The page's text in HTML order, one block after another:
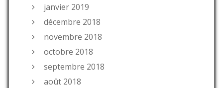
janvier 2019
décembre 2018
novembre 2018
octobre 2018
septembre 2018
août 2018